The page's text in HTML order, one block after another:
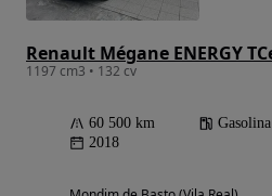
1197 cm3 • 132 cv
60 500 km Gasolina
2018